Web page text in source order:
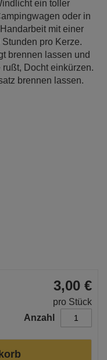
ein toller
oder in
mit einer
pro Kerze.
brennen lassen und
Docht einkürzen.
brennen lassen.
3,00 €
pro Stück
Anzahl